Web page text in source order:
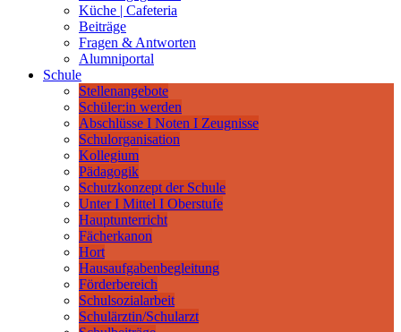
Küche | Cafeteria
Beiträge
Fragen & Antworten
Alumniportal
Schule
Stellenangebote
Schüler:in werden
Abschlüsse I Noten I Zeugnisse
Schulorganisation
Kollegium
Pädagogik
Schutzkonzept der Schule
Unter I Mittel I Oberstufe
Hauptunterricht
Fächerkanon
Hort
Hausaufgabenbegleitung
Förderbereich
Schulsozialarbeit
Schulärztin/Schularzt